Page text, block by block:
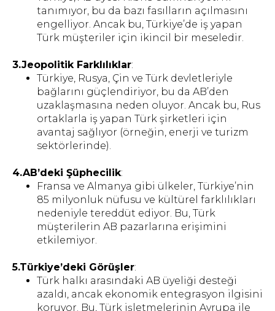
tanımıyor, bu da bazı fasılların açılmasını
engelliyor. Ancak bu, Türkiye’de iş yapan
Türk müşteriler için ikincil bir meseledir.
3.Jeopolitik Farklılıklar:
Türkiye, Rusya, Çin ve Türk devletleriyle
bağlarını güçlendiriyor, bu da AB’den
uzaklaşmasına neden oluyor. Ancak bu, Rus
ortaklarla iş yapan Türk şirketleri için
avantaj sağlıyor (örneğin, enerji ve turizm
sektörlerinde).
4.AB’deki Şüphecilik:
Fransa ve Almanya gibi ülkeler, Türkiye’nin
85 milyonluk nüfusu ve kültürel farklılıkları
nedeniyle tereddüt ediyor. Bu, Türk
müşterilerin AB pazarlarına erişimini
etkilemiyor.
5.Türkiye’deki Görüşler:
Türk halkı arasındaki AB üyeliği desteği
azaldı, ancak ekonomik entegrasyon ilgisini
koruyor. Bu, Türk işletmelerinin Avrupa ile